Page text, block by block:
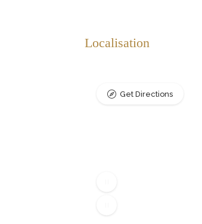
Localisation
Get Directions